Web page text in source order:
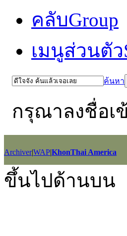
คลับGroup
เมนูส่วนตัว
ค้นหา
กรุณาลงชื่อเ
Archiver|WAP|KhonThai America
GMT+7, 2026-8-9 01:56
Powered by Discuz! X2.5Language
ขึ้นไปด้านบน